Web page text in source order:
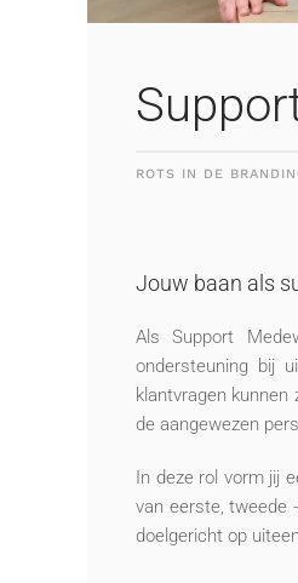
ROTS IN DE
Jouw baan als
Als Support
ondersteuning bij
klantvragen
de aangewezen
In deze rol vorm jij
van eerste, tweede
doelgericht op